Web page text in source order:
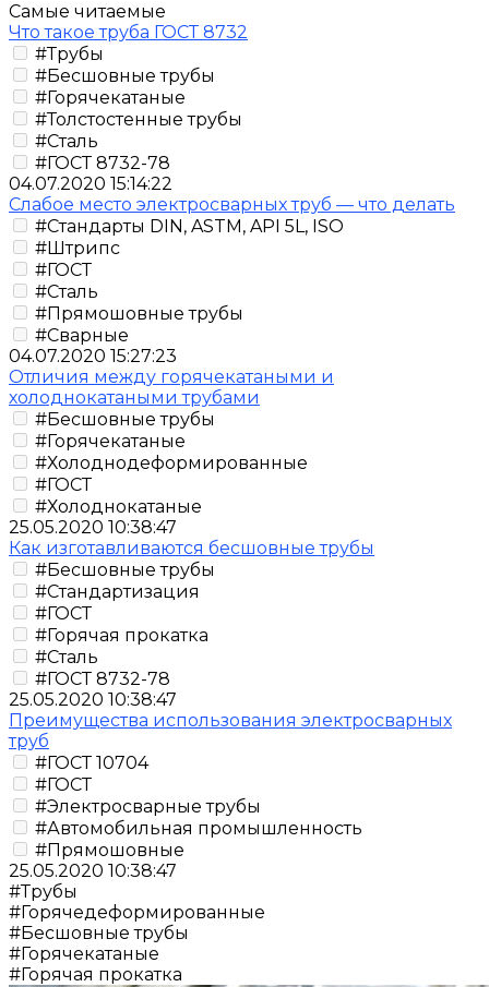
Самые читаемые
Что такое труба ГОСТ 8732
#Трубы
#Бесшовные трубы
#Горячекатаные
#Толстостенные трубы
#Сталь
#ГОСТ 8732-78
04.07.2020 15:14:22
Слабое место электросварных труб — что делать
#Стандарты DIN, ASTM, API 5L, ISO
#Штрипс
#ГОСТ
#Сталь
#Прямошовные трубы
#Сварные
04.07.2020 15:27:23
Отличия между горячекатаными и
холоднокатаными трубами
#Бесшовные трубы
#Горячекатаные
#Холоднодеформированные
#ГОСТ
#Холоднокатаные
25.05.2020 10:38:47
Как изготавливаются бесшовные трубы
#Бесшовные трубы
#Стандартизация
#ГОСТ
#Горячая прокатка
#Сталь
#ГОСТ 8732-78
25.05.2020 10:38:47
Преимущества использования электросварных
труб
#ГОСТ 10704
#ГОСТ
#Электросварные трубы
#Автомобильная промышленность
#Прямошовные
25.05.2020 10:38:47
#Трубы
#Горячедеформированные
#Бесшовные трубы
#Горячекатаные
#Горячая прокатка